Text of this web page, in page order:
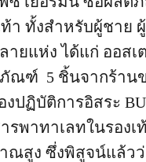
ท้า ทั้งสำหรับผู้ชาย
ายแห่ง ได้แก่ ออสเ
ณฑ์ 5 ชิ้นจากร้านข
งปฏิบัติการอิสระ
รพาทาเลทในรอง
ณสูง ซึ่งพิสูจน์แล้วว่